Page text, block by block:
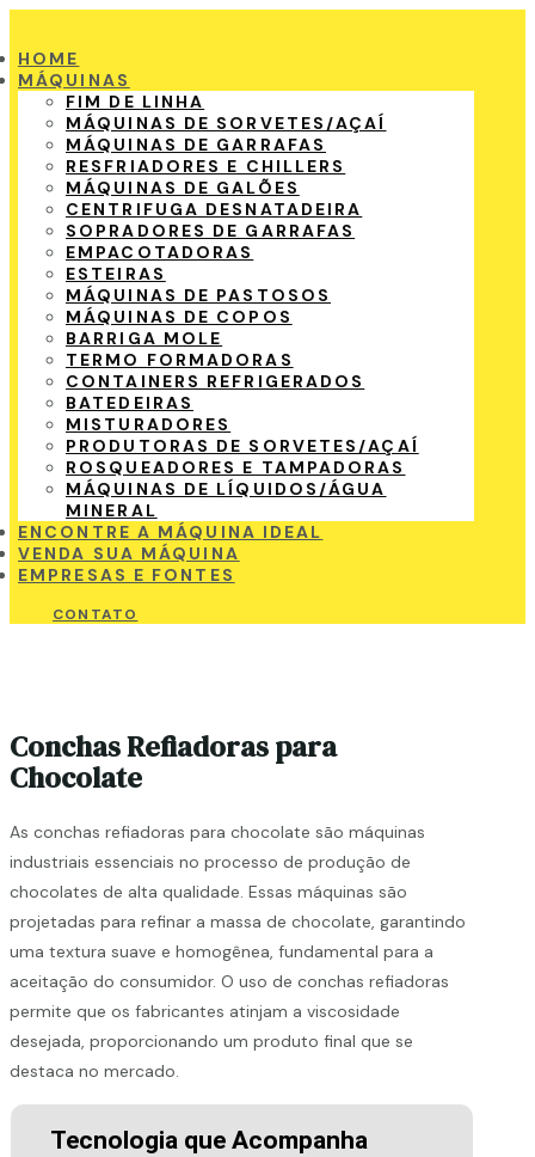
HOME
MÁQUINAS
FIM DE LINHA
MÁQUINAS DE SORVETES/AÇAÍ
MÁQUINAS DE GARRAFAS
RESFRIADORES E CHILLERS
MÁQUINAS DE GALÕES
CENTRIFUGA DESNATADEIRA
SOPRADORES DE GARRAFAS
EMPACOTADORAS
ESTEIRAS
MÁQUINAS DE PASTOSOS
MÁQUINAS DE COPOS
BARRIGA MOLE
TERMO FORMADORAS
CONTAINERS REFRIGERADOS
BATEDEIRAS
MISTURADORES
PRODUTORAS DE SORVETES/AÇAÍ
ROSQUEADORES E TAMPADORAS
MÁQUINAS DE LÍQUIDOS/ÁGUA
MINERAL
ENCONTRE A MÁQUINA IDEAL
VENDA SUA MÁQUINA
EMPRESAS E FONTES
CONTATO
Conchas Refiadoras para
Chocolate
As conchas refiadoras para chocolate são máquinas
industriais essenciais no processo de produção de
chocolates de alta qualidade. Essas máquinas são
projetadas para refinar a massa de chocolate, garantindo
uma textura suave e homogênea, fundamental para a
aceitação do consumidor. O uso de conchas refiadoras
permite que os fabricantes atinjam a viscosidade
desejada, proporcionando um produto final que se
destaca no mercado.
Tecnologia que Acompanha